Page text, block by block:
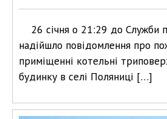
26 січня о 21:29 до Служби
надійшло повідомлення про
приміщенні котельні
будинку в селі Поляниці […]